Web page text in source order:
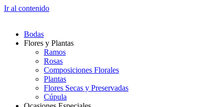
Ir al contenido
Bodas
Flores y Plantas
Ramos
Rosas
Composiciones Florales
Plantas
Flores Secas y Preservadas
Cúpula